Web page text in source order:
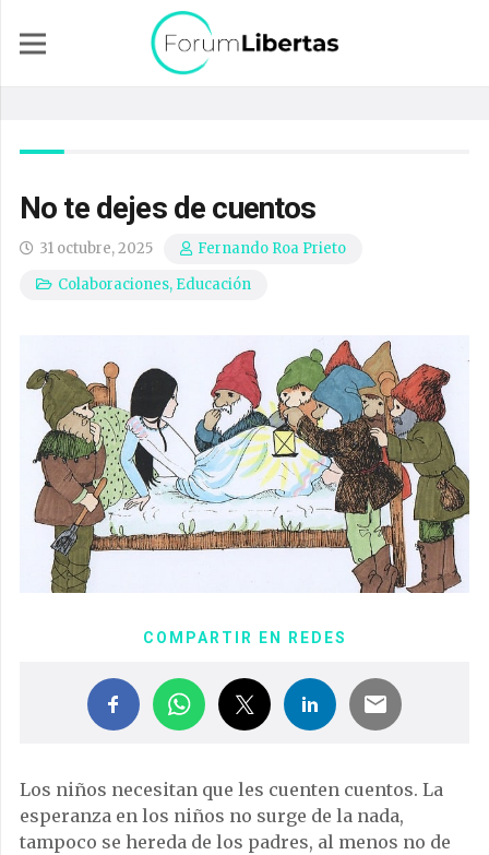
No te dejes de cuentos
31 octubre, 2025
Fernando Roa Prieto
Colaboraciones, Educación
COMPARTIR EN REDES
Los niños necesitan que les cuenten cuentos. La
esperanza en los niños no surge de la nada,
tampoco se hereda de los padres, al menos no de